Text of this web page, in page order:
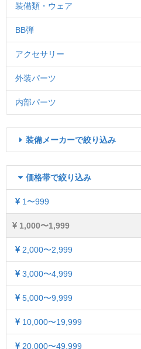
装備類・ウェア
BB弾
アクセサリー
外装パーツ
内部パーツ
装備メーカーで絞り込み
価格帯で絞り込み
1〜999
1,000〜1,999
2,000〜2,999
3,000〜4,999
5,000〜9,999
10,000〜19,999
20,000〜49,999